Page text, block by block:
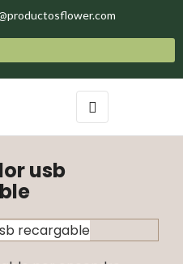
Toggle
navigation
☰
usb